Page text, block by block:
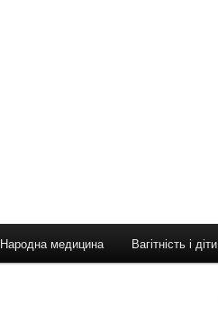
Народна медицина Вагітність і діти